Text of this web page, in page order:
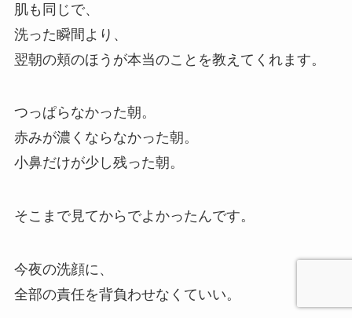
肌も同じで、
洗った瞬間より、
翌朝の頬のほうが本当のことを教えてくれます。
つっぱらなかった朝。
赤みが濃くならなかった朝。
小鼻だけが少し残った朝。
そこまで見てからでよかったんです。
今夜の洗顔に、
全部の責任を背負わせなくていい。